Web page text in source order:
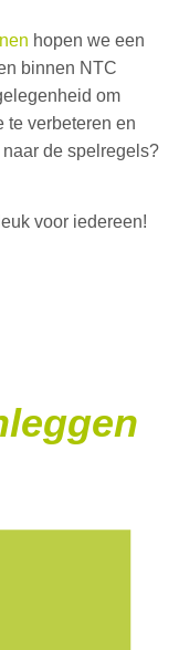
hopen we een
binnen NTC
om
te verbeteren en
de spelregels?
voor iedereen!